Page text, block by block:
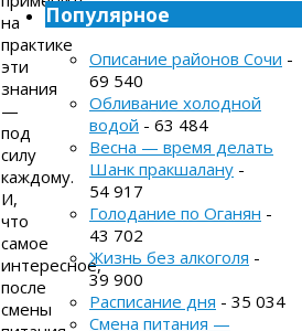
на
практике
эти
знания
—
под
силу
каждому.
И,
что
самое
интересное,
после
смены
Популярное
Описание районов Сочи -
69 540
Обливание холодной
водой - 63 484
Весна — время делать
Шанк пракшалану -
54 917
Голодание по Оганян -
43 702
Жизнь без алкоголя -
39 900
Расписание дня - 35 034
Смена питания —